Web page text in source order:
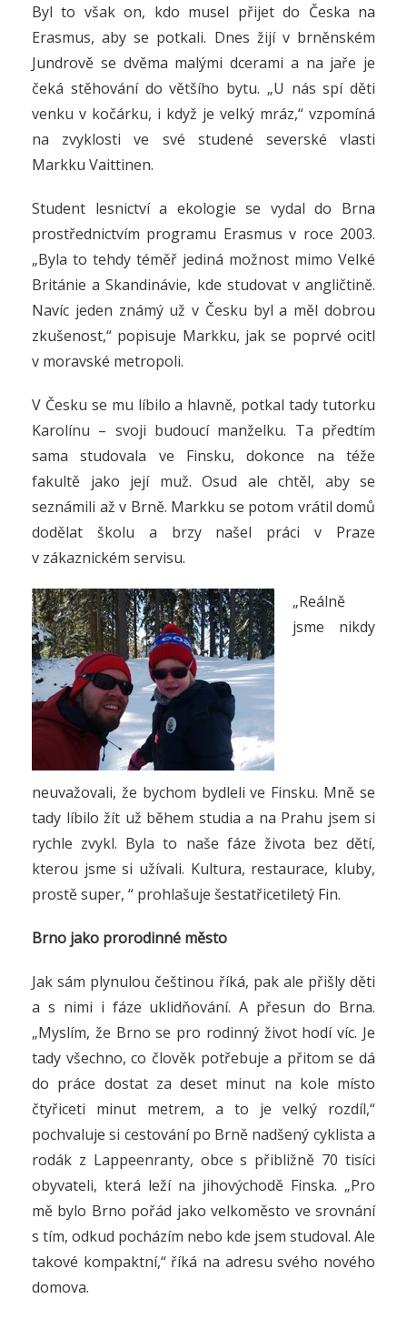
Byl to však on, kdo musel přijet do Česka na
Erasmus, aby se potkali. Dnes žijí v brněnském
Jundrově se dvěma malými dcerami a na jaře je
čeká stěhování do většího bytu. „U nás spí děti
venku v kočárku, i když je velký mráz,“ vzpomíná
na zvyklosti ve své studené severské vlasti
Markku Vaittinen.
Student lesnictví a ekologie se vydal do Brna
prostřednictvím programu Erasmus v roce 2003.
„Byla to tehdy téměř jediná možnost mimo Velké
Británie a Skandinávie, kde studovat v angličtině.
Navíc jeden známý už v Česku byl a měl dobrou
zkušenost,“ popisuje Markku, jak se poprvé ocitl
v moravské metropoli.
V Česku se mu líbilo a hlavně, potkal tady tutorku
Karolínu – svoji budoucí manželku. Ta předtím
sama studovala ve Finsku, dokonce na téže
fakultě jako její muž. Osud ale chtěl, aby se
seznámili až v Brně. Markku se potom vrátil domů
dodělat školu a brzy našel práci v Praze
v zákaznickém servisu.
„Reálně
jsme nikdy
neuvažovali, že bychom bydleli ve Finsku. Mně se
tady líbilo žít už během studia a na Prahu jsem si
rychle zvykl. Byla to naše fáze života bez dětí,
kterou jsme si užívali. Kultura, restaurace, kluby,
prostě super, “ prohlašuje šestatřicetiletý Fin.
Brno jako prorodinné město
Jak sám plynulou češtinou říká, pak ale přišly děti
a s nimi i fáze uklidňování. A přesun do Brna.
„Myslím, že Brno se pro rodinný život hodí víc. Je
tady všechno, co člověk potřebuje a přitom se dá
do práce dostat za deset minut na kole místo
čtyřiceti minut metrem, a to je velký rozdíl,“
pochvaluje si cestování po Brně nadšený cyklista a
rodák z Lappeenranty, obce s přibližně 70 tisíci
obyvateli, která leží na jihovýchodě Finska. „Pro
mě bylo Brno pořád jako velkoměsto ve srovnání
s tím, odkud pocházím nebo kde jsem studoval. Ale
takové kompaktní,“ říká na adresu svého nového
domova.